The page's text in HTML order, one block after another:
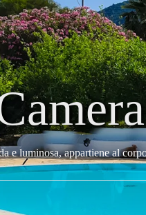
e luminosa, appartiene al